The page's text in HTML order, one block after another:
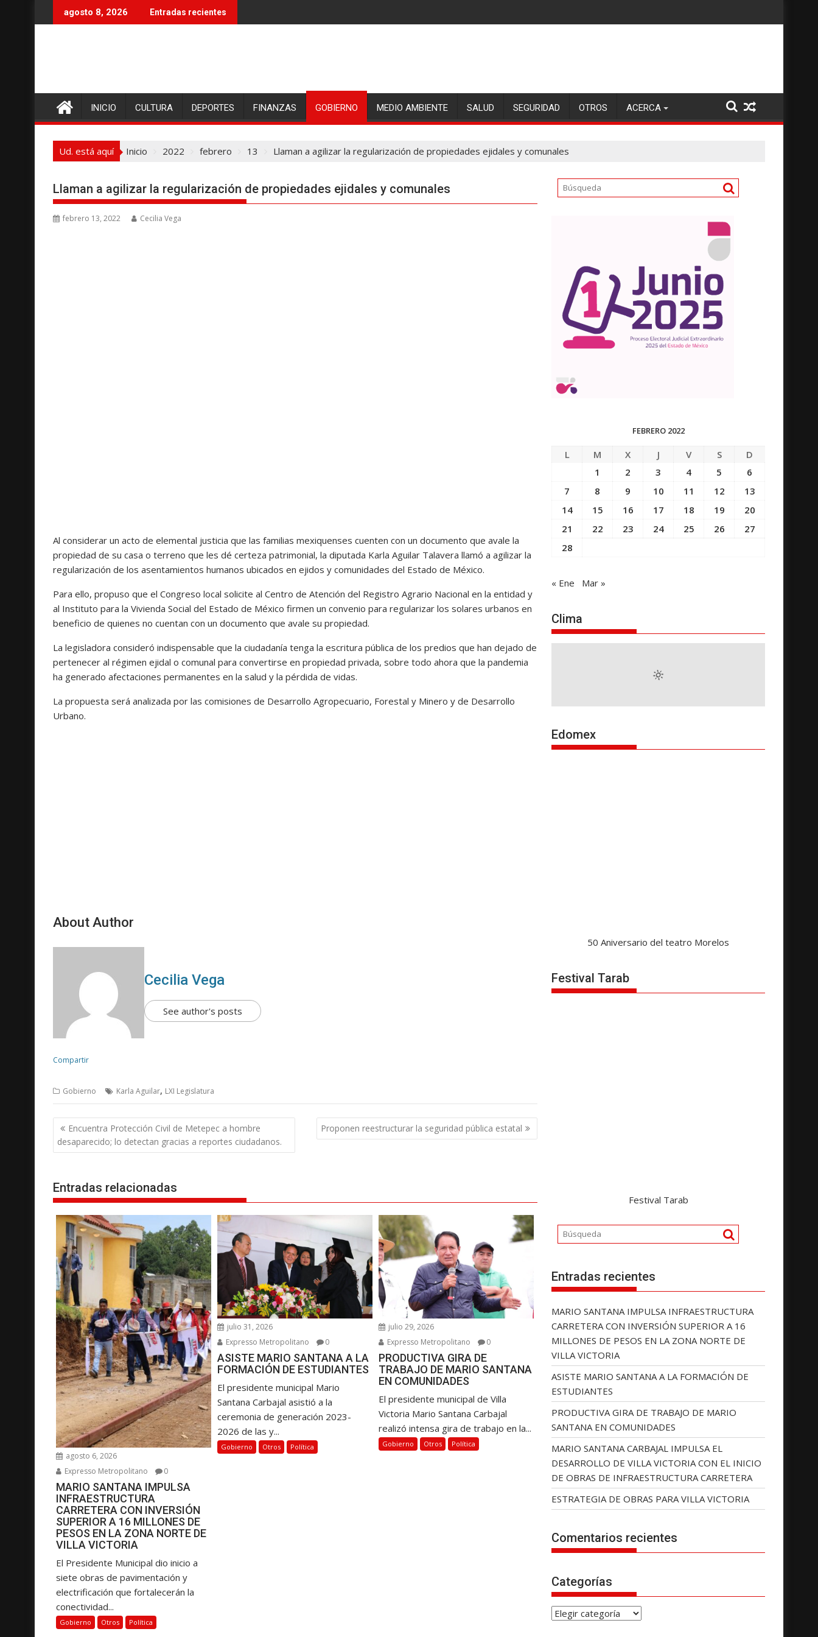
r
n
e
agosto 8, 2026 Entradas recientes
INICIO CULTURA DEPORTES FINANZAS GOBIERNO MEDIO AMBIENTE SALUD SEGURIDAD OTROS ACERCA
Ud. está aquí Inicio 2022 febrero 13 Llaman a agilizar la regularización de propiedades ejidales y comunales
Llaman a agilizar la regularización de propiedades ejidales y comunales
febrero 13, 2022 Cecilia Vega
Al considerar un acto de elemental justicia que las familias mexiquenses cuenten con un documento que avale la
propiedad de su casa o terreno que les dé certeza patrimonial, la diputada Karla Aguilar Talavera llamó a agilizar la
regularización de los asentamientos humanos ubicados en ejidos y comunidades del Estado de México.
Para ello, propuso que el Congreso local solicite al Centro de Atención del Registro Agrario Nacional en la entidad y
al Instituto para la Vivienda Social del Estado de México firmen un convenio para regularizar los solares urbanos en
beneficio de quienes no cuentan con un documento que avale su propiedad.
La legisladora consideró indispensable que la ciudadanía tenga la escritura pública de los predios que han dejado de
pertenecer al régimen ejidal o comunal para convertirse en propiedad privada, sobre todo ahora que la pandemia
ha generado afectaciones permanentes en la salud y la pérdida de vidas.
La propuesta será analizada por las comisiones de Desarrollo Agropecuario, Forestal y Minero y de Desarrollo
Urbano.
About Author
Cecilia Vega
See author's posts
Compartir
Gobierno Karla Aguilar, LXI Legislatura
N
a
v
g
a
c
ó
n
d
e
e
n
t
r
a
d
a
s
Encuentra Protección Civil de Metepec a hombre
desaparecido; lo detectan gracias a reportes ciudadanos.
Proponen reestructurar la seguridad pública estatal
Entradas relacionadas
agosto 6, 2026
Expresso Metropolitano
0
MARIO SANTANA IMPULSA
INFRAESTRUCTURA
CARRETERA CON INVERSIÓN
SUPERIOR A 16 MILLONES DE
PESOS EN LA ZONA NORTE DE
VILLA VICTORIA
El Presidente Municipal dio inicio a
siete obras de pavimentación y
electrificación que fortalecerán la
conectividad...
Gobierno Otros Política
julio 31, 2026
Expresso Metropolitano
0
ASISTE MARIO SANTANA A LA
FORMACIÓN DE ESTUDIANTES
El presidente municipal Mario
Santana Carbajal asistió a la
ceremonia de generación 2023-
2026 de las y...
Gobierno Otros Política
julio 29, 2026
Expresso Metropolitano
0
PRODUCTIVA GIRA DE
TRABAJO DE MARIO SANTANA
EN COMUNIDADES
El presidente municipal de Villa
Victoria Mario Santana Carbajal
realizó intensa gira de trabajo en la...
Gobierno Otros Política
FEBRERO 2022
L M X J V S
D
1
2 3 4 5
6
7
8 9 10 11 12
13
14
15 16 17 18 19
20
21
22 23 24 25 26
27
28
« Ene Mar »
Clima
Edomex
50 Aniversario del teatro Morelos
Festival Tarab
Festival Tarab
Entradas recientes
MARIO SANTANA IMPULSA INFRAESTRUCTURA
CARRETERA CON INVERSIÓN SUPERIOR A 16
MILLONES DE PESOS EN LA ZONA NORTE DE
VILLA VICTORIA
ASISTE MARIO SANTANA A LA FORMACIÓN DE
ESTUDIANTES
PRODUCTIVA GIRA DE TRABAJO DE MARIO
SANTANA EN COMUNIDADES
MARIO SANTANA CARBAJAL IMPULSA EL
DESARROLLO DE VILLA VICTORIA CON EL INICIO
DE OBRAS DE INFRAESTRUCTURA CARRETERA
ESTRATEGIA DE OBRAS PARA VILLA VICTORIA
Comentarios recientes
Categorías
C